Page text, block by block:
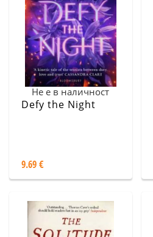
Не е в наличност
Defy the Night
9.69 €